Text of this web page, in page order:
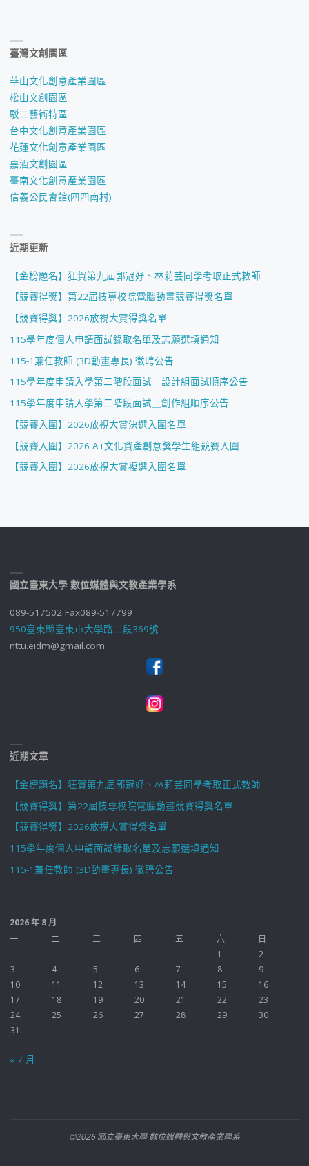
臺灣文創園區
華山文化創意產業園區
松山文創園區
駁二藝術特區
台中文化創意產業園區
花蓮文化創意產業園區
嘉酒文創園區
臺南文化創意產業園區
信義公民會館(四四南村)
近期更新
【金榜題名】狂賀第九屆郭冠妤、林莉芸同學考取正式教師
【競賽得獎】第22屆技專校院電腦動畫競賽得獎名單
【競賽得獎】2026放視大賞得獎名單
115學年度個人申請面試錄取名單及志願選填通知
115-1兼任教師 (3D動畫專長) 徵聘公告
115學年度申請入學第二階段面試＿設計組面試順序公告
115學年度申請入學第二階段面試＿創作組順序公告
【競賽入圍】2026放視大賞決選入圍名單
【競賽入圍】2026 A+文化資產創意獎學生組競賽入圍
【競賽入圍】2026放視大賞複選入圍名單
國立臺東大學 數位媒體與文教產業學系
089-517502 Fax089-517799
950臺東縣臺東市大學路二段369號
nttu.eidm@gmail.com
近期文章
【金榜題名】狂賀第九屆郭冠妤、林莉芸同學考取正式教師
【競賽得獎】第22屆技專校院電腦動畫競賽得獎名單
【競賽得獎】2026放視大賞得獎名單
115學年度個人申請面試錄取名單及志願選填通知
115-1兼任教師 (3D動畫專長) 徵聘公告
2026 年 8 月
一
二 三 四 五 六
日
1
2
3
4 5 6 7 8
9
10
11 12 13 14 15
16
17
18 19 20 21 22
23
24
25 26 27 28 29
30
31
« 7 月
©2026 國立臺東大學 數位媒體與文教產業學系